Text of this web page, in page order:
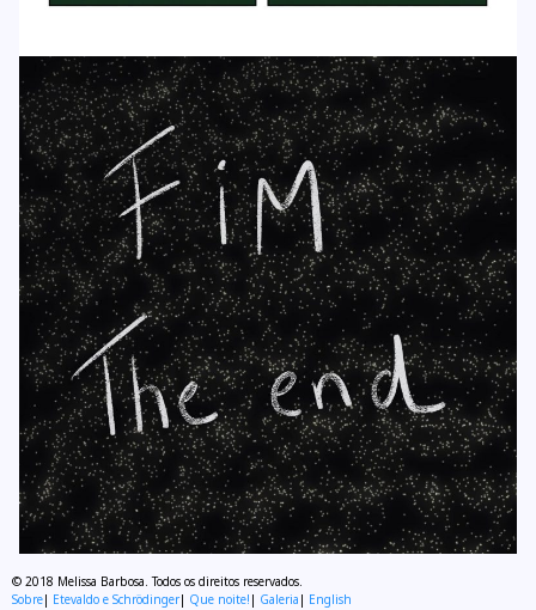
© 2018 Melissa Barbosa. Todos os direitos reservados.
Sobre
Etevaldo e Schrödinger Que noite! Galeria English